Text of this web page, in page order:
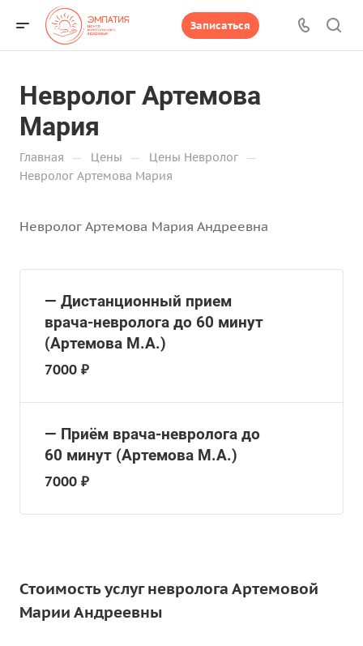
Записаться
Невролог Артемова
Мария
Главная — Цены — Цены Невролог —
Невролог Артемова Мария
Невролог Артемова Мария Андреевна
— Дистанционный прием
врача-невролога до 60 минут
(Артемова М.А.)
7000 ₽
— Приём врача-невролога до
60 минут (Артемова М.А.)
7000 ₽
Стоимость услуг невролога Артемовой
Марии Андреевны